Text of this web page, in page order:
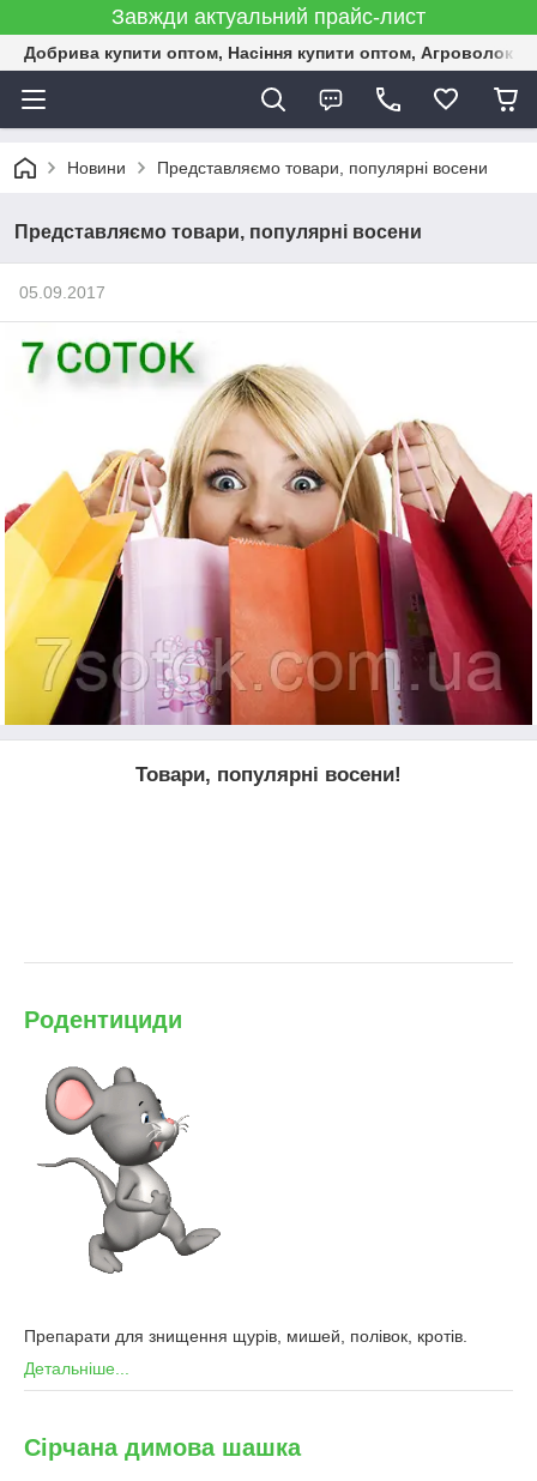
Завжди актуальний прайс-лист
Добрива купити оптом, Насіння купити оптом,
Новини Представляємо товари, популярні восени
Представляємо товари, популярні восени
05.09.2017
Товари, популярні восени!
Родентициди
Препарати для знищення щурів, мишей, полівок, кротів.
Детальніше...
Сірчана димова шашка